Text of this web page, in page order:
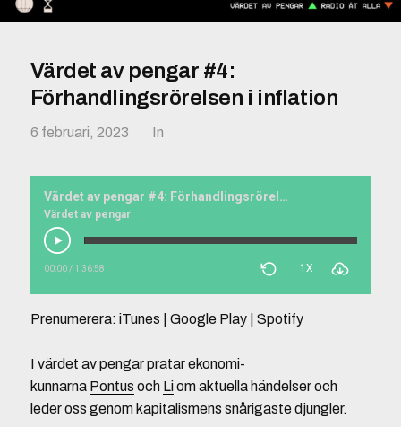
Värdet av pengar #4:
Förhandlingsrörelsen i inflation
6 februari, 2023 In
Värdet av pengar #4: Förhandlingsrörelsen i inflation
Värdet av pengar
00:00/ 1:36:58 1X
Prenumerera: iTunes Google Play| Spotify
I värdet av pengar pratar ekonomi-
kunnarna Pontus och Liom aktuella händelser och
leder oss genom kapitalismens snårigaste djungler.